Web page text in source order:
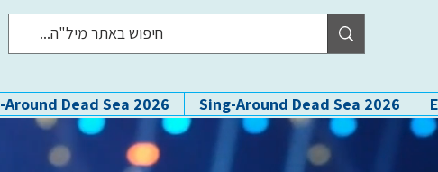
Sing-Around Dead Sea 2026
Around Dead Sea 2026